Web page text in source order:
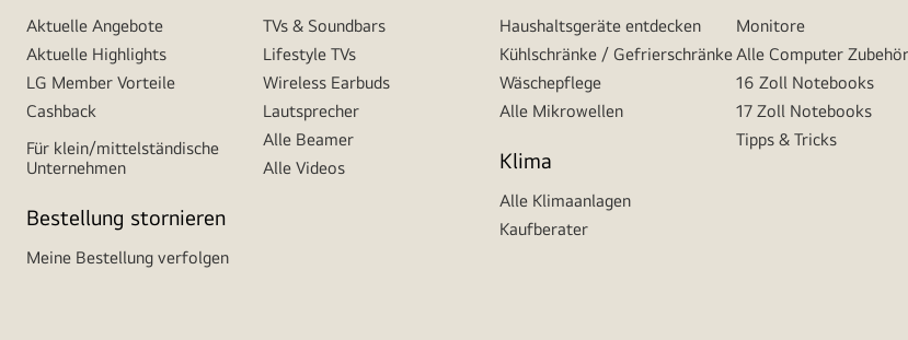
Aktuelle Angebote
Aktuelle Highlights
LG Member Vorteile
Cashback
Für klein/mittelständische
Unternehmen
Bestellung stornieren
Meine Bestellung verfolgen
TVs & Soundbars
Lifestyle TVs
Wireless Earbuds
Lautsprecher
Alle Beamer
Alle Videos
Haushaltsgeräte entdecken
Kühlschränke / Gefrierschränke
Wäschepflege
Alle Mikrowellen
Klima
Alle Klimaanlagen
Kaufberater
Monitore
Alle Computer Zubehör
16 Zoll Notebooks
17 Zoll Notebooks
Tipps & Tricks